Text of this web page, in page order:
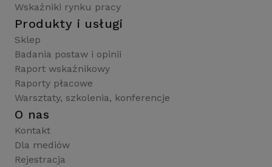
Wskaźniki rynku pracy
Produkty i usługi
Sklep
Badania postaw i opinii
Raport wskaźnikowy
Raporty płacowe
Warsztaty, szkolenia, konferencje
O nas
Kontakt
Dla mediów
Rejestracja